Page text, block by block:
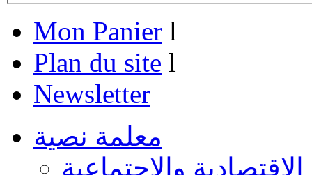
Mon Panier l
Plan du site l
Newsletter
معلمة نصية
الإقتصادية والإجتماعية